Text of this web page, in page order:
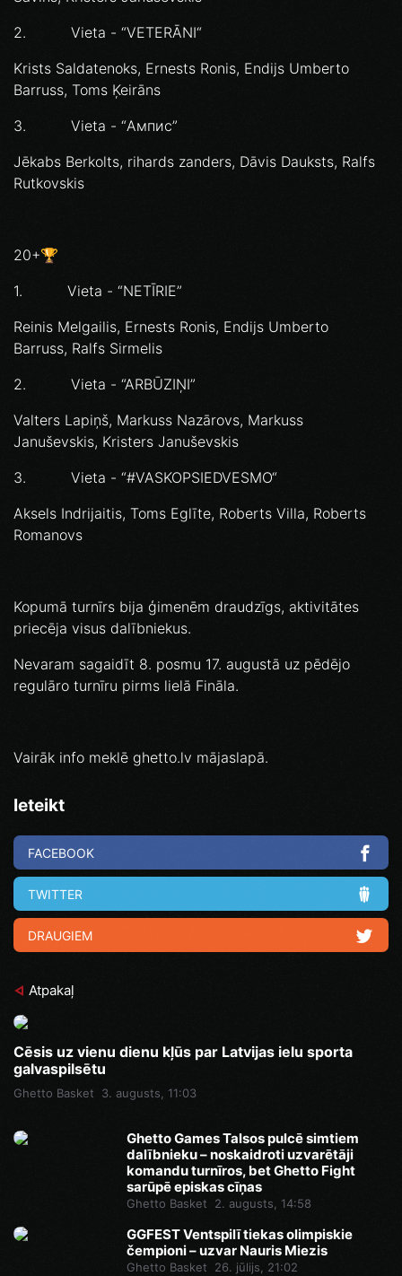
2. Vieta - “VETERĀNI“
Krists Saldatenoks, Ernests Ronis, Endijs Umberto
Barruss, Toms Ķeirāns
3. Vieta - “Ампис”
Jēkabs Berkolts, rihards zanders, Dāvis Dauksts, Ralfs
Rutkovskis
20+🏆
1. Vieta - “NETĪRIE”
Reinis Melgailis, Ernests Ronis, Endijs Umberto
Barruss, Ralfs Sirmelis
2. Vieta - “ARBŪZIŅI”
Valters Lapiņš, Markuss Nazārovs, Markuss
Januševskis, Kristers Januševskis
3. Vieta - “#VASKOPSIEDVESMO“
Aksels Indrijaitis, Toms Eglīte, Roberts Villa, Roberts
Romanovs
Kopumā turnīrs bija ģimenēm draudzīgs, aktivitātes
priecēja visus dalībniekus.
Nevaram sagaidīt 8. posmu 17. augustā uz pēdējo
regulāro turnīru pirms lielā Fināla.
Vairāk info meklē ghetto.lv mājaslapā.
Ieteikt
FACEBOOK
TWITTER
DRAUGIEM
Atpakaļ
Cēsis uz vienu dienu kļūs par Latvijas ielu sporta
galvaspilsētu
Ghetto Basket 3. augusts, 11:03
Ghetto Games Talsos pulcē simtiem
dalībnieku – noskaidroti uzvarētāji
komandu turnīros, bet Ghetto Fight
sarūpē episkas cīņas
Ghetto Basket 2. augusts, 14:58
GGFEST Ventspilī tiekas olimpiskie
čempioni – uzvar Nauris Miezis
Ghetto Basket 26. jūlijs, 21:02